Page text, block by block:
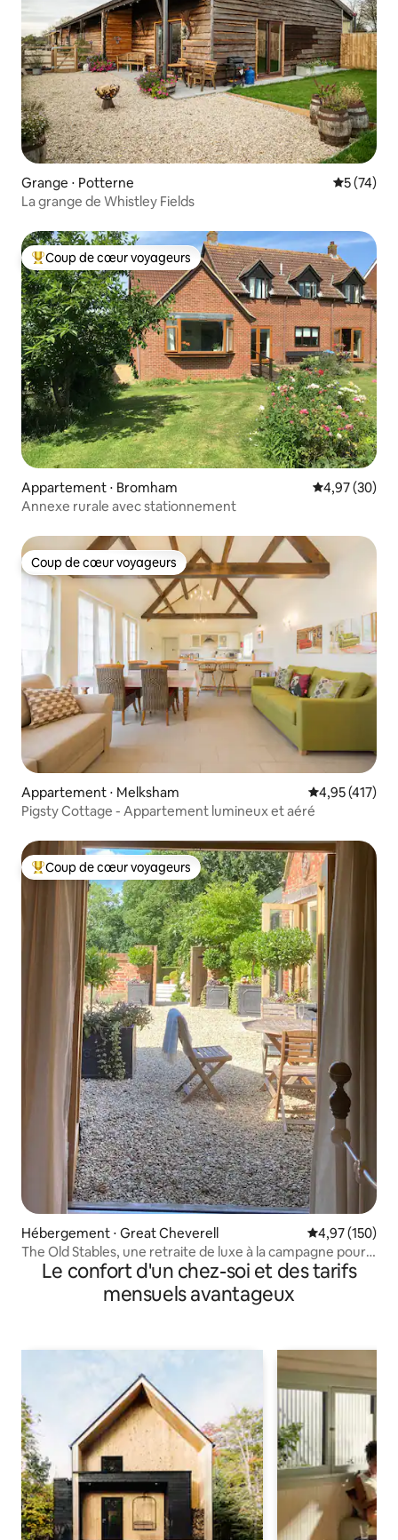
Grange ⋅ Potterne
5 (74)
La grange de Whistley Fields
Coups de cœur voyageurs les plus appréciés
Coup de cœur voyageurs
Appartement ⋅ Bromham Évaluation
4,97 (30)
Annexe rurale avec stationnement
Coup de cœur voyageurs
Coup de cœur voyageurs
Appartement ⋅ Melksham Évaluation
4,95 (417)
Pigsty Cottage - Appartement lumineux et aéré
Coups de cœur voyageurs les plus appréciés
Coup de cœur voyageurs
Hébergement ⋅ Great Cheverell Évaluation
4,97 (150)
The Old Stables, une retraite de luxe à la campagne pour
quatre personnes
Le confort d'un chez-soi et des tarifs
mensuels avantageux